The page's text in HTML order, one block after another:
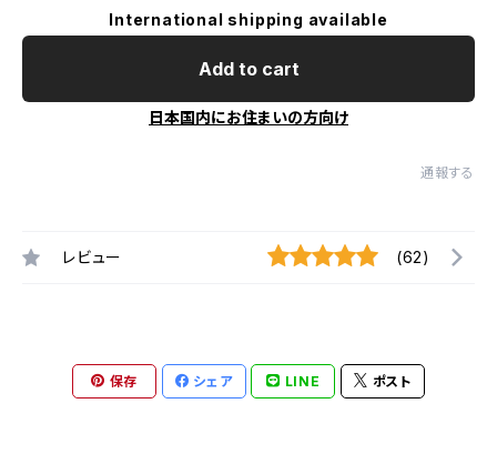
International shipping available
Add to cart
日本国内にお住まいの方向け
通報する
レビュー (62)
保存 シェア LINE ポスト